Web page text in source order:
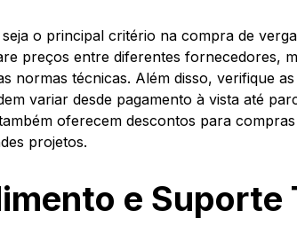
seja o principal critério na compra de
preços entre diferentes fornecedores,
normas técnicas. Além disso, verifique
variar desde pagamento à vista até
oferecem descontos para
projetos.
e Suporte